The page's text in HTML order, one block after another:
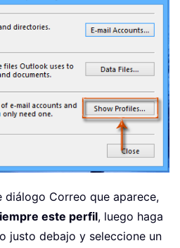
diálogo Correo que aparece,
este perfil, luego haga
justo debajo y seleccione un